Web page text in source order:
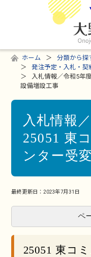
ホーム 分類から探
発注予定・入札・契
入札情報／令和5年
設備増設工事
入札情報
25051 東
ンター受
最終更新日： 2023年7月31日
ペ
25051 東コ